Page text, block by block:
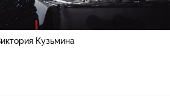
Кузьмина